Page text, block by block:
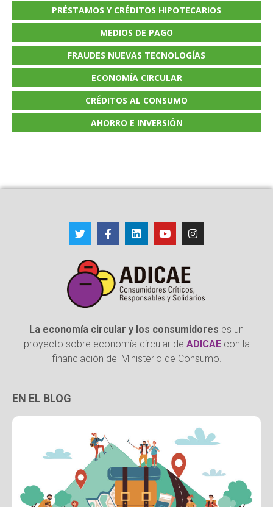
PRÉSTAMOS Y CRÉDITOS HIPOTECARIOS
MEDIOS DE PAGO
FRAUDES NUEVAS TECNOLOGÍAS
ECONOMÍA CIRCULAR
CRÉDITOS AL CONSUMO
AHORRO E INVERSIÓN
La economía circular y los consumidores es un
proyecto sobre economía circular de ADICAEcon la
financiación del Ministerio de Consumo.
EN EL BLOG